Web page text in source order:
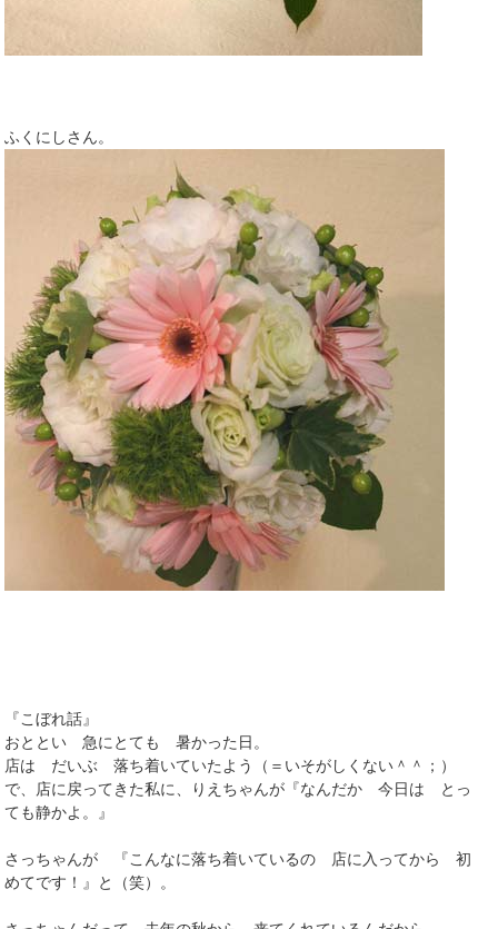
ふくにしさん。
『こぼれ話』
おととい 急にとても 暑かった日。
店は だいぶ 落ち着いていたよう（＝いそがしくない＾＾；）
で、店に戻ってきた私に、りえちゃんが『なんだか 今日は とっ
ても静かよ。』
さっちゃんが 『こんなに落ち着いているの 店に入ってから 初
めてです！』と（笑）。